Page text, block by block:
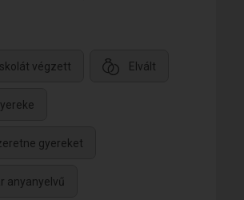
végzett Elvált
gyereket
anyanyelvű